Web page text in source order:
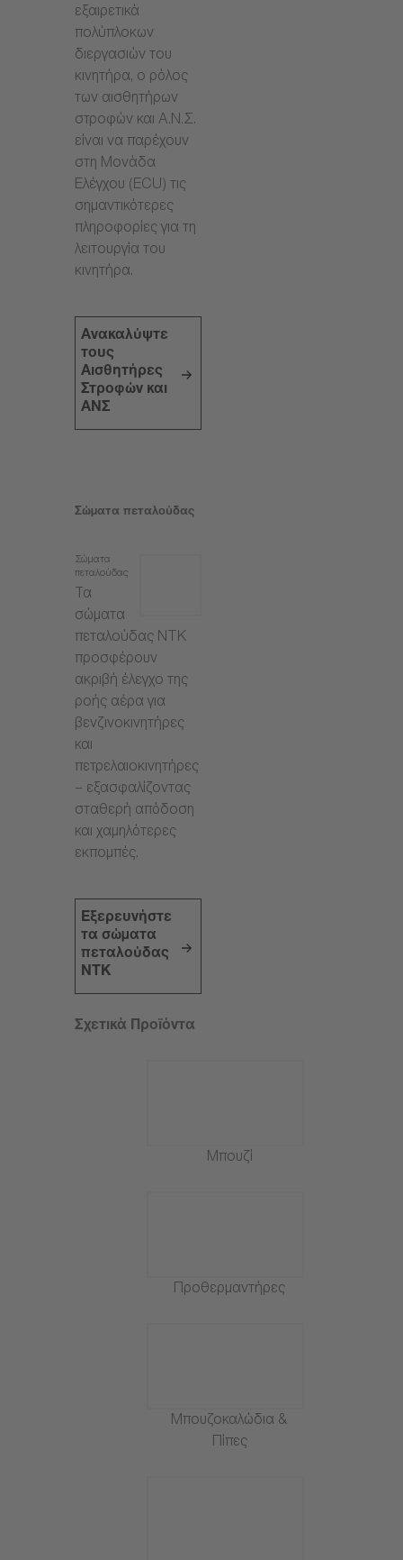
εξαιρετικά
πολύπλοκων
διεργασιών του
κινητήρα, ο ρόλος
των αισθητήρων
στροφών και Α.Ν.Σ.
είναι να παρέχουν
στη Μονάδα
Ελέγχου (ECU) τις
σημαντικότερες
πληροφορίες για τη
λειτουργία του
κινητήρα.
Ανακαλύψτε
τους
Αισθητήρες
Στροφών και
ΑΝΣ
Σώματα πεταλούδας
Σώματα
πεταλούδας
Τα
σώματα
πεταλούδας NTK
προσφέρουν
ακριβή έλεγχο της
ροής αέρα για
βενζινοκινητήρες
και
πετρελαιοκινητήρες
– εξασφαλίζοντας
σταθερή απόδοση
και χαμηλότερες
εκπομπές.
Εξερευνήστε
τα σώματα
πεταλούδας
NTK
Σχετικά Προϊόντα
Μπουζί
Προθερμαντήρες
Μπουζοκαλώδια &
Πίπες